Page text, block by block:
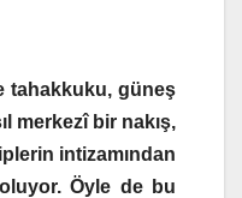
tahakkuku, güneş
merkezî bir nakış,
intizamından
Öyle de bu